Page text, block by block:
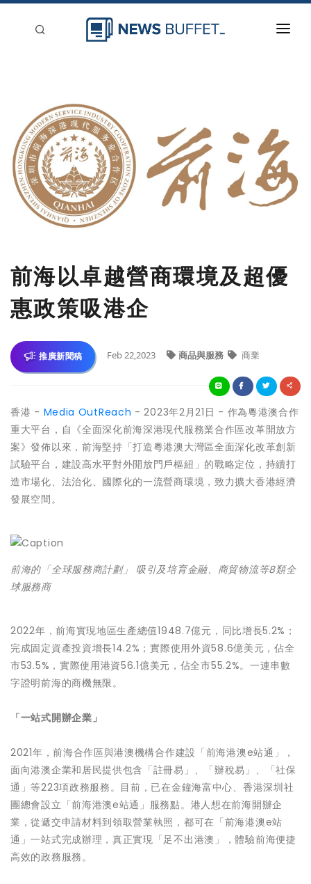
登入
刊登
前海以卓越營商環境及超優
惠政策吸港企
推廣新聞稿 Feb 22,2023 商品與服務 商業
香港 - Media OutReach - 2023年2月21日 - 作為粵港澳合作
重大平台，自《全面深化前海深港現代服務業合作區改革開放方
案》發佈以來，前海堅持「打造粵港澳大灣區全面深化改革創新
試驗平台，建設高水平對外開放門戶樞紐」的戰略定位，持續打
造市場化、法治化、國際化的一流營商環境，致力擴大香港經濟
發展空間。
前海的「全球服務商計劃」 吸引及培育金融、商貿物流等8類全
球服務商
2022年，前海實現地區生產總值1948.7億元，同比增長5.2%；
完成固定資產投資增長14.2%；實際使用外資58.6億美元，佔全
市53.5%，實際使用港資56.1億美元，佔全市55.2%。一連串數
字證明前海的商機無限。
「一站式開辦企業」
2021年，前海合作區與港澳機構合作建設「前海港澳e站通」，
面向港澳企業和居民提供包含「註冊易」、「辦稅易」、「社保
通」等223項政務服務。目前，已在金鐘海富中心、香港深圳社
團總會設立「前海港澳e站通」服務點。港人想在前海開辦企
業，從遞交申請材料到領取營業執照，都可在「前海港澳e站
通」一站式完成辦理，真正實現「足不出港澳」，體驗前海便捷
高效的政務服務。